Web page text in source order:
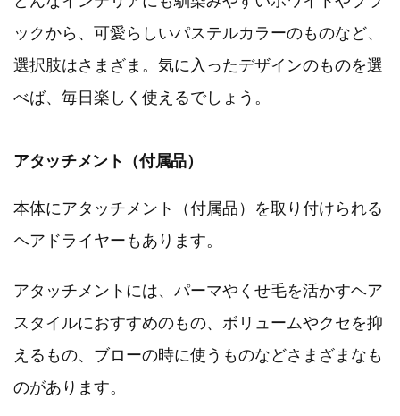
ックから、可愛らしいパステルカラーのものなど、
選択肢はさまざま。気に入ったデザインのものを選
べば、毎日楽しく使えるでしょう。
アタッチメント（付属品）
本体にアタッチメント（付属品）を取り付けられる
ヘアドライヤーもあります。
アタッチメントには、パーマやくせ毛を活かすヘア
スタイルにおすすめのもの、ボリュームやクセを抑
えるもの、ブローの時に使うものなどさまざまなも
のがあります。